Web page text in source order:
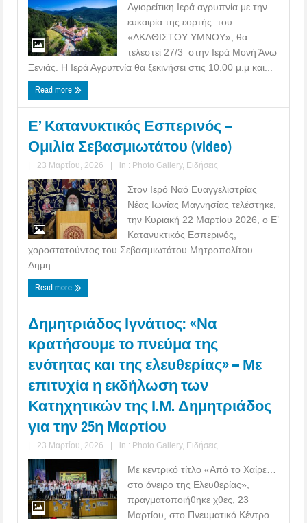
Αγιορείτικη Ιερά αγρυπνία με την
ευκαιρία της εορτής του
«ΑKAΘΙΣΤΟΥ ΥΜΝΟΥ», θα
τελεστεί 27/3 στην Ιερά Μονή Άνω
Ξενιάς. Η Ιερά Αγρυπνία θα ξεκινήσει στις 10.00 μ.μ και...
Read more
Ε’ Κατανυκτικός Εσπερινός –
Ομιλία Σεβασμιωτάτου (video)
| 23 Μαρτίου, 2026 | in : Photo Gallery, Ειδήσεις
Στον Ιερό Ναό Ευαγγελιστρίας
Νέας Ιωνίας Μαγνησίας τελέστηκε,
την Κυριακή 22 Μαρτίου 2026, ο Ε’
Κατανυκτικός Εσπερινός,
χοροστατούντος του Σεβασμιωτάτου Μητροπολίτου
Δημη...
Read more
Δημητριάδος Ιγνάτιος: «Να
κρατήσουμε το πνεύμα της
ενότητας και της ελευθερίας» – Με
επιτυχία η εκδήλωση των
Κατηχητικών της Ι.Μ. Δημητριάδος
για την 25η Μαρτίου
| 23 Μαρτίου, 2026 | in : Photo Gallery, Ειδήσεις
Με κεντρικό τίτλο «Από το Χαίρε…
στο όνειρο της Ελευθερίας»,
πραγματοποιήθηκε χθες, 23
Μαρτίου, στο Πνευματικό Κέντρο